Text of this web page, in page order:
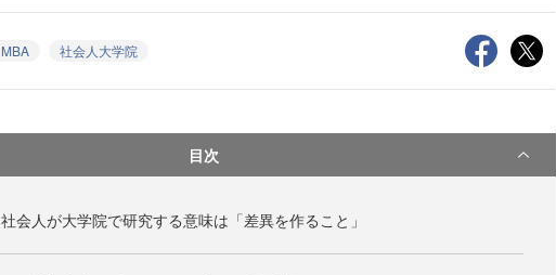
MBA 社会人大学院
目次
社会人が大学院で研究する意味は「差異を作ること」